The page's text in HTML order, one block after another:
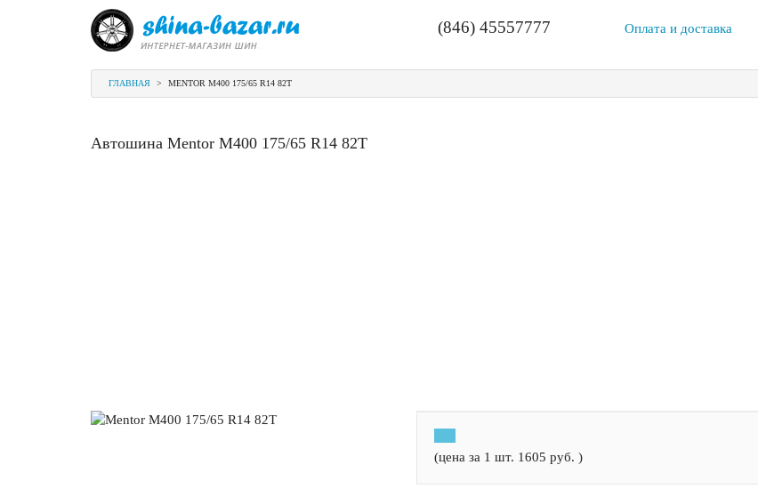
(846) 45557777 Оплата и доставка
ГЛАВНАЯ > MENTOR M400 175/65 R14 82T
Автошина Mentor M400 175/65 R14 82T
(цена за 1 шт. 1605 руб. )